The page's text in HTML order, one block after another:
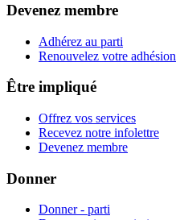
Devenez membre
Adhérez au parti
Renouvelez votre adhésion
Être impliqué
Offrez vos services
Recevez notre infolettre
Devenez membre
Donner
Donner - parti